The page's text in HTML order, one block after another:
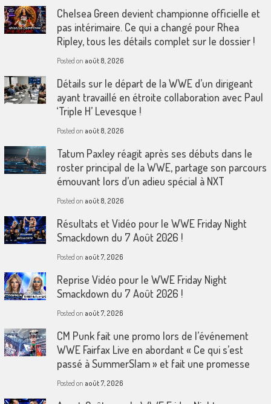
Chelsea Green devient championne officielle et
pas intérimaire. Ce qui a changé pour Rhea
Ripley, tous les détails complet sur le dossier !
Posted on août 8, 2026
Détails sur le départ de la WWE d’un dirigeant
ayant travaillé en étroite collaboration avec Paul
‘Triple H’ Levesque !
Posted on août 8, 2026
Tatum Paxley réagit après ses débuts dans le
roster principal de la WWE, partage son parcours
émouvant lors d’un adieu spécial à NXT
Posted on août 8, 2026
Résultats et Vidéo pour le WWE Friday Night
Smackdown du 7 Août 2026 !
Posted on août 7, 2026
Reprise Vidéo pour le WWE Friday Night
Smackdown du 7 Août 2026 !
Posted on août 7, 2026
CM Punk fait une promo lors de l’événement
WWE Fairfax Live en abordant « Ce qui s’est
passé à SummerSlam » et fait une promesse
Posted on août 7, 2026